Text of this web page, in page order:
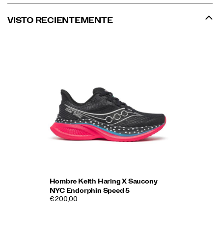
VISTO RECIENTEMENTE
Hombre Keith Haring X Saucony
NYC Endorphin Speed 5
€ 200,00